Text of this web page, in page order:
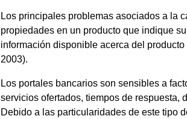
Los principales problemas asociados a la
propiedades en un producto que indique
información disponible acerca del
2003).
Los portales bancarios son sensibles a
servicios ofertados, tiempos de respuesta,
Debido a las particularidades de este tipo